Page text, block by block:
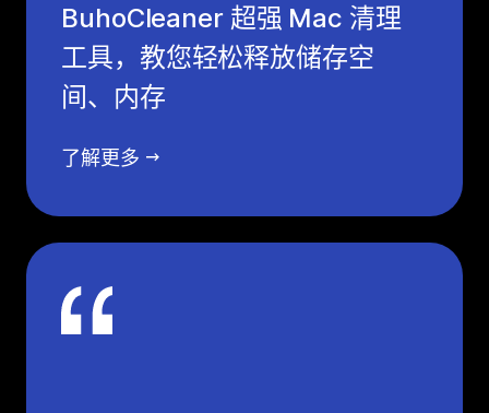
BuhoCleaner 超强 Mac 清理
工具，教您轻松释放储存空
间、内存
了解更多